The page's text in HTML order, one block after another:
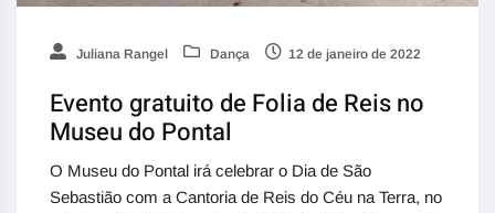
Juliana Rangel Dança 12 de janeiro de 2022
Evento gratuito de Folia de Reis no
Museu do Pontal
O Museu do Pontal irá celebrar o Dia de São
Sebastião com a Cantoria de Reis do Céu na Terra, no